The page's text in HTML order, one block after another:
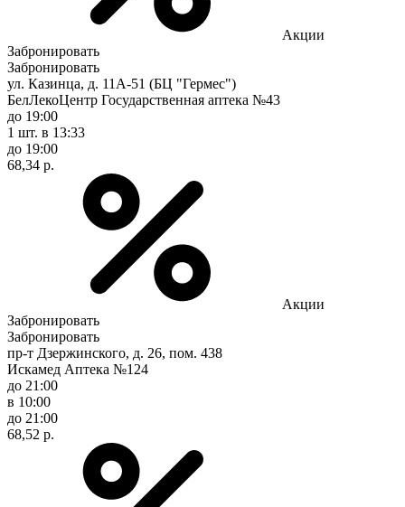
Акции
Забронировать
Забронировать
ул. Казинца, д. 11А-51 (БЦ "Гермес")
БелЛекоЦентр Государственная аптека №43
до 19:00
1 шт. в 13:33
до 19:00
68,34 р.
Акции
Забронировать
Забронировать
пр-т Дзержинского, д. 26, пом. 438
Искамед Аптека №124
до 21:00
в 10:00
до 21:00
68,52 р.